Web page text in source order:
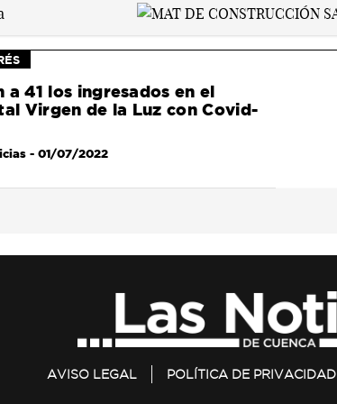
a 41 los ingresados en el
Virgen de la Luz con Covid-
- 01/07/2022
AVISO LEGAL POLÍTICA DE PRIVACIDAD